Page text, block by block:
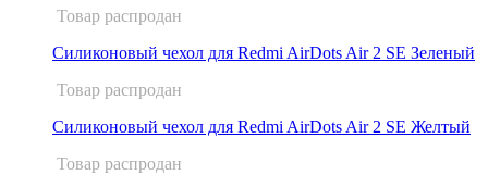
Товар распродан
Силиконовый чехол для Redmi AirDots Air 2 SE Зеленый
Товар распродан
Силиконовый чехол для Redmi AirDots Air 2 SE Желтый
Товар распродан